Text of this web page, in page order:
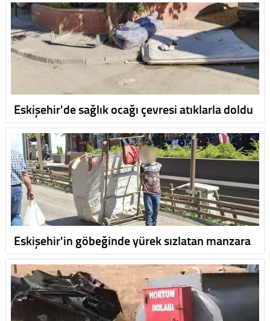
Eskişehir'de sağlık ocağı çevresi atıklarla doldu
Eskişehir'in göbeğinde yürek sızlatan manzara